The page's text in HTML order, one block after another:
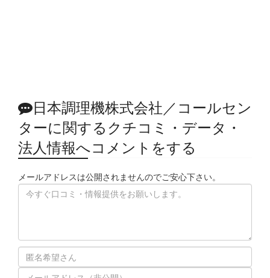
日本調理機株式会社／コールセン
ターに関するクチコミ・データ・
法人情報へコメントをする
メールアドレスは公開されませんのでご安心下さい。